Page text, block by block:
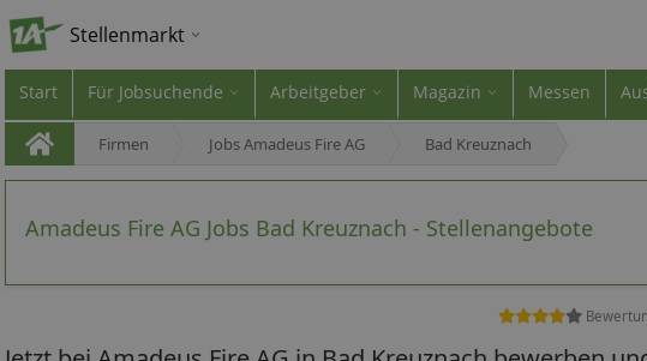
Stellenmarkt
Start Für Jobsuchende Arbeitgeber Magazin Messen
Firmen Jobs Amadeus Fire AG Bad Kreuznach
Amadeus Fire AG Jobs Bad Kreuznach - Stellenangebote